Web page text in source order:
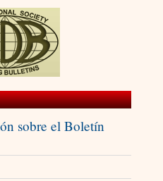
sobre el Boletín